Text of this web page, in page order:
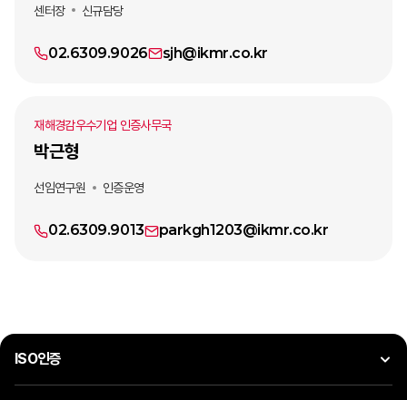
센터장 신규담당
02.6309.9026 sjh@ikmr.co.kr
재해경감우수기업 인증사무국
박근형
선임연구원 인증운영
02.6309.9013 parkgh1203@ikmr.co.kr
ISO인증